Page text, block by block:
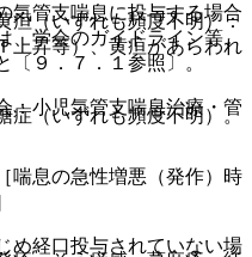
（いずれも頻度不明）：
上昇等）、黄疸があらわれ
（いずれも頻度不明）。
管支喘息に投与する場合
、学会のガイドライン等、
９．７．１参照〕。
：小児気管支喘息治療・管
息の急性増悪（発作）時
め経口投与されていない場